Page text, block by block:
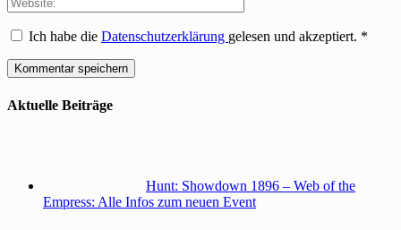
Ich habe die Datenschutzerklärung gelesen und akzeptiert. *
Aktuelle Beiträge
Hunt: Showdown 1896 – Web of the
Empress: Alle Infos zum neuen Event